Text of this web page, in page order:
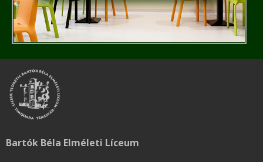
Bartók Béla Elméleti Líceum